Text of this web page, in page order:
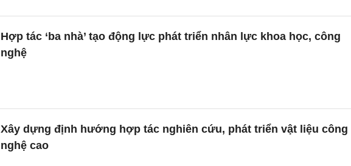
Hợp tác ‘ba nhà’ tạo động lực phát triển nhân lực khoa học, công
nghệ
Xây dựng định hướng hợp tác nghiên cứu, phát triển vật liệu công
nghệ cao